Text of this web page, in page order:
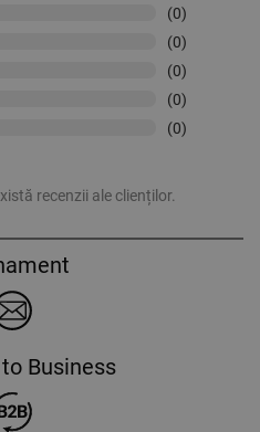
(0)
(0)
(0)
(0)
(0)
recenzii ale clienților.
Business